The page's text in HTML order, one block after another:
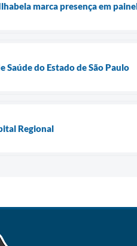
marca presença em
do Estado de São Paulo
Regional